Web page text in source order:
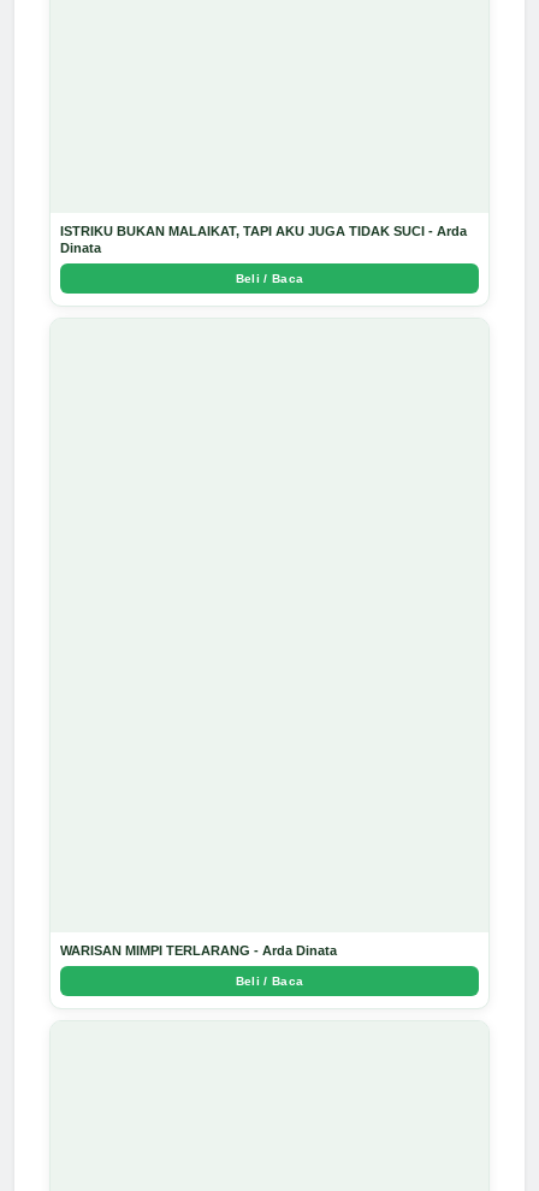
ISTRIKU BUKAN MALAIKAT, TAPI AKU JUGA TIDAK SUCI - Arda
Dinata
Beli / Baca
WARISAN MIMPI TERLARANG - Arda Dinata
Beli / Baca